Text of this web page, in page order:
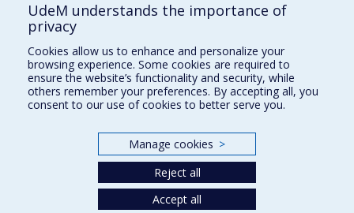
Who does what?
Find us
Site map
Accessibility
UdeM understands the importance of
privacy
Cookies allow us to enhance and personalize your
browsing experience. Some cookies are required to
ensure the website’s functionality and security, while
others remember your preferences. By accepting all, you
consent to our use of cookies to better serve you.
Manage cookies >
Reject all
Accept all